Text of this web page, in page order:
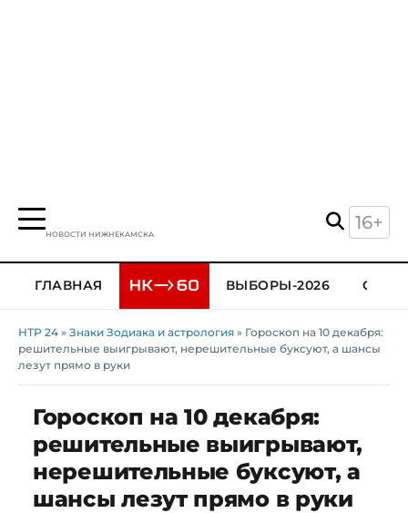
НОВОСТИ НИЖНЕКАМСКА
16+
ГЛАВНАЯ ВЫБОРЫ-2026
НТР 24 » Знаки Зодиака и астрология » Гороскоп на 10 декабря:
решительные выигрывают, нерешительные буксуют, а шансы
лезут прямо в руки
Гороскоп на 10 декабря:
решительные выигрывают,
нерешительные буксуют, а
шансы лезут прямо в руки